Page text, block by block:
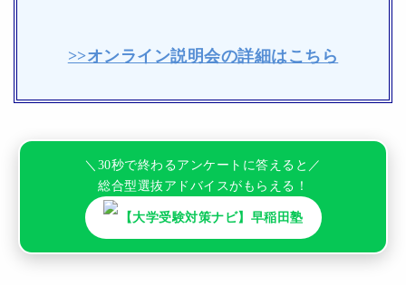
>>オンライン説明会の詳細はこちら
＼30秒で終わるアンケートに答えると／
総合型選抜アドバイスがもらえる！
【大学受験対策ナビ】早稲田塾